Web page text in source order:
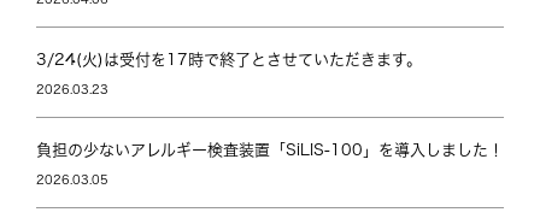
3/24(火)は受付を17時で終了とさせていただきます。
2026.03.23
負担の少ないアレルギー検査装置「SiLIS-100」を導入しました！
2026.03.05